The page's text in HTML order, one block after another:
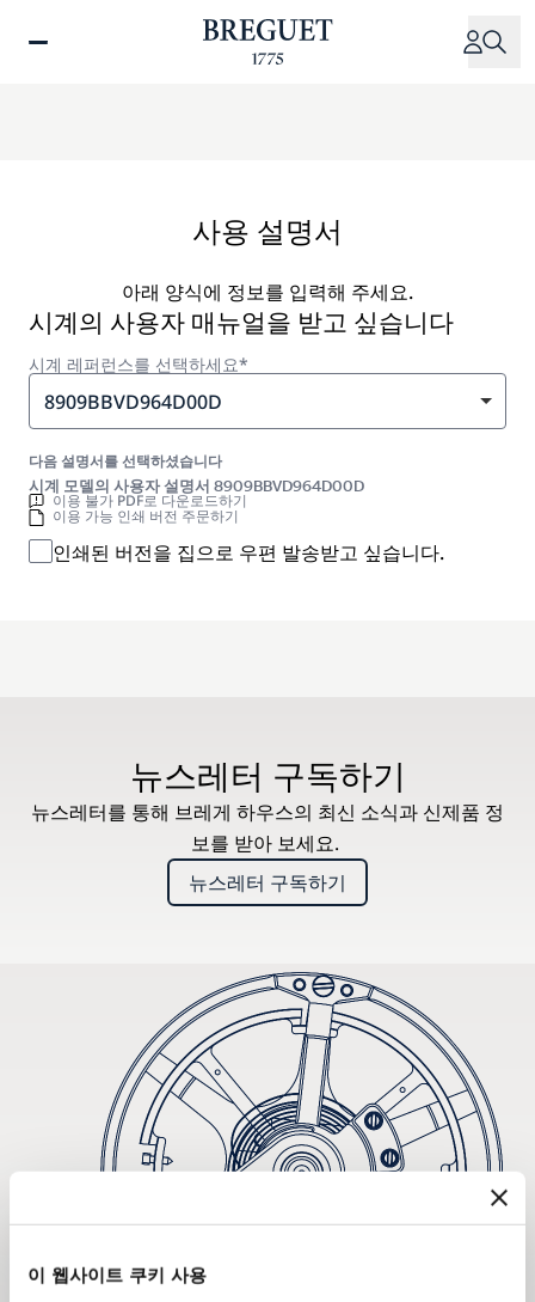
이 웹사이트 쿠키 사용
사용 설명서
아래 양식에 정보를 입력해 주세요.
시계의 사용자 매뉴얼을 받고 싶습니다
시계 레퍼런스를 선택하세요*
8909BBVD964D00D
다음 설명서를 선택하셨습니다
시계 모델의 사용자 설명서 8909BBVD964D00D
이용 불가 PDF로 다운로드하기
이용 가능 인쇄 버전 주문하기
인쇄된 버전을 집으로 우편 발송받고 싶습니다.
뉴스레터 구독하기
뉴스레터를 통해 브레게 하우스의 최신 소식과 신제품 정
보를 받아 보세요.
뉴스레터 구독하기